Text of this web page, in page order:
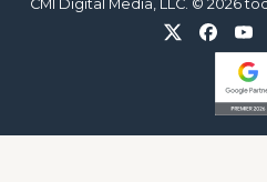
CMI Digital Media, LLC. © 2026